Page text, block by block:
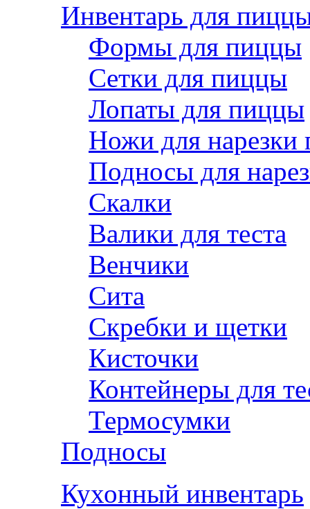
Инвентарь для
Формы для пиццы
Сетки для пиццы
Лопаты для пиццы
Ножи для нарезки
Подносы для
Скалки
Валики для теста
Венчики
Сита
Скребки и щетки
Кисточки
Контейнеры для
Термосумки
Подносы
Кухонный инвентарь